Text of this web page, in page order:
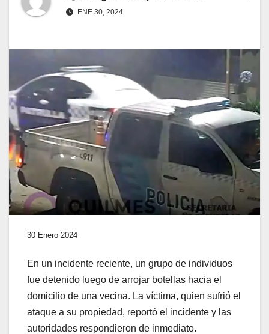
ENE 30, 2024
30 Enero 2024
En un incidente reciente, un grupo de individuos
fue detenido luego de arrojar botellas hacia el
domicilio de una vecina. La víctima, quien sufrió el
ataque a su propiedad, reportó el incidente y las
autoridades respondieron de inmediato.